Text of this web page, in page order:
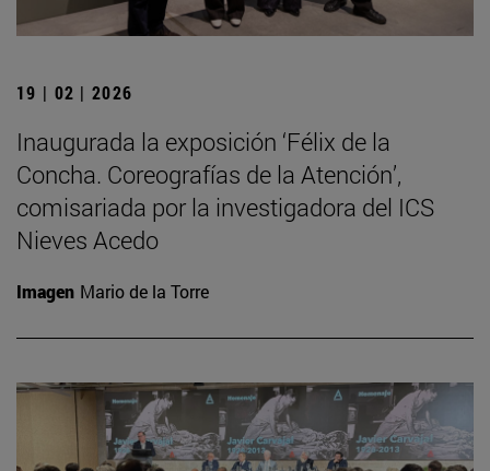
19 | 02 | 2026
Inaugurada la exposición ‘Félix de la
Concha. Coreografías de la Atención’,
comisariada por la investigadora del ICS
Nieves Acedo
Imagen Mario de la Torre